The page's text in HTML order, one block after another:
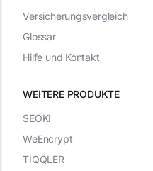
WEITERE PRODUKTE
Versicherungsvergleich
Glossar
Hilfe und Kontakt
SEOKI
WeEncrypt
TIQQLER